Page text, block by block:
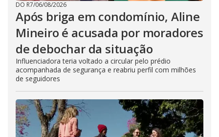
DO R7/06/08/2026
Após briga em condomínio, Aline
Mineiro é acusada por moradores
de debochar da situação
Influenciadora teria voltado a circular pelo prédio
acompanhada de segurança e reabriu perfil com milhões
de seguidores